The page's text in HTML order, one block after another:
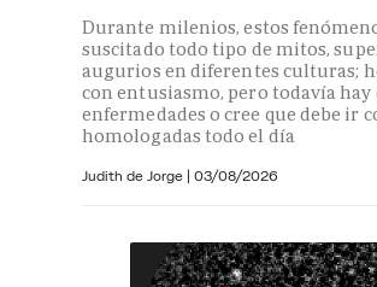
Durante milenios, estos
suscitado todo tipo de mitos,
augurios en diferentes culturas;
con entusiasmo, pero todavía hay
enfermedades o cree que debe ir
homologadas todo el día
Judith de Jorge | 03/08/2026